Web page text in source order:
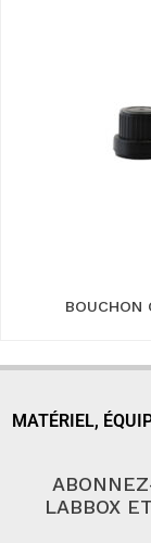
BOUCHON
MATÉRIEL,
LABBOX